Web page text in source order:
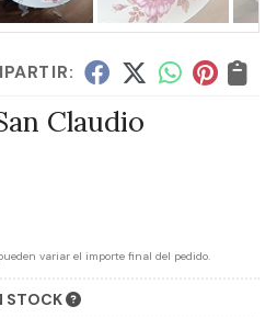
Claudio
variar el importe final del pedido.
STOCK